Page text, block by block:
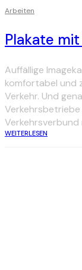
Arbeiten
Plakate
Auffällige
komfortabel und
Verkehr. Und
Verkehrsverbund
WEITERLESEN